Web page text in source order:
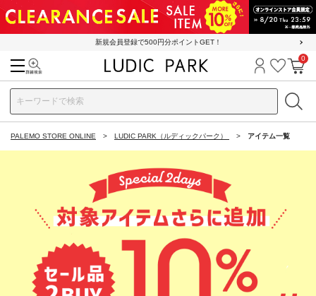
新規会員登録で500円分ポイントGET！
ログイン
お気に
カ
0
PALEMO STORE ONLINE LUDIC PARK（ルディックパーク） アイテム一覧